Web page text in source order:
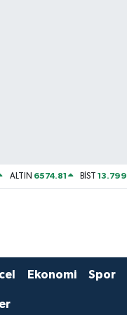
ALTIN 6574.81 BİST13.799
Ekonomi Spor